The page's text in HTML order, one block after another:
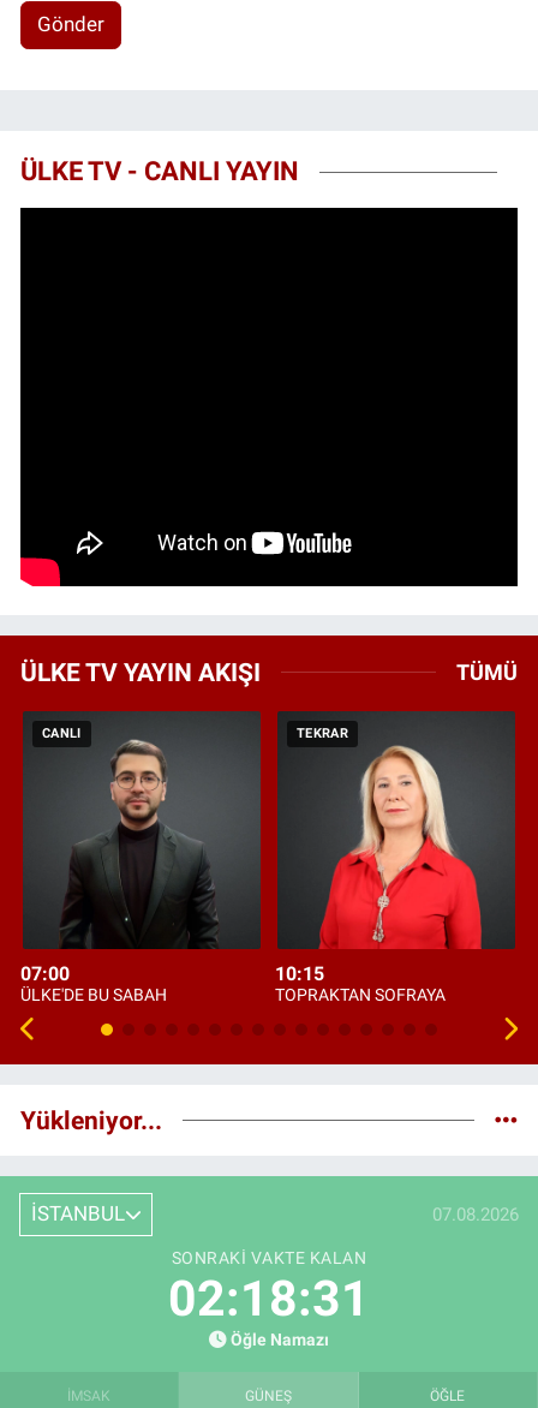
Gönder
ÜLKE TV - CANLI YAYIN
ÜLKE TV YAYIN AKIŞI TÜMÜ
CANLI
07:00
ÜLKE'DE BU SABAH
TEKRAR
10:15
TOPRAKTAN SOFRAYA
Yükleniyor...
İSTANBUL 07.08.2026
SONRAKI VAKTE KALAN
02:18:30
Öğle Namazı
İMSAK GÜNEŞ ÖĞLE